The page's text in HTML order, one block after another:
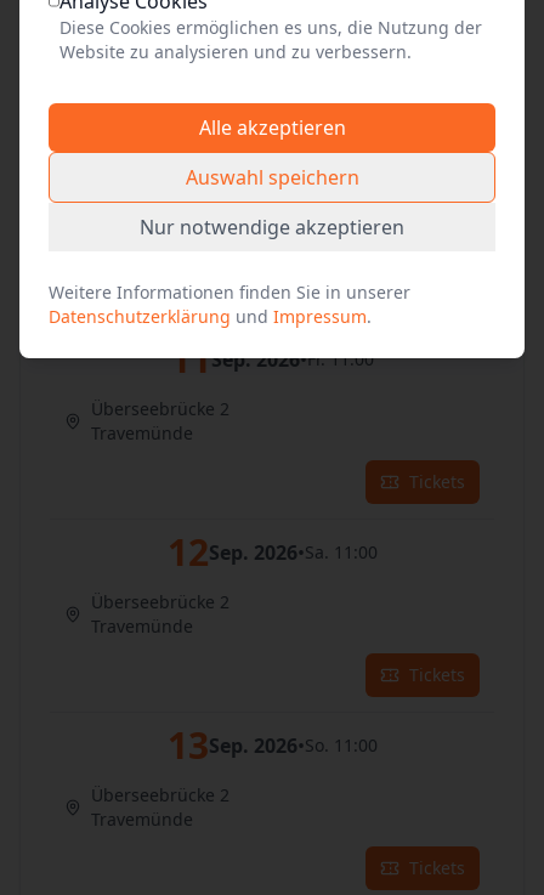
Überseebrücke 2
Travemünde
10 Sep. 2026 •Do. 11:00
Überseebrücke 2
Travemünde
Tickets
11Sep. 2026•Fr. 11:00
Überseebrücke 2
Travemünde
Tickets
12Sep. 2026•Sa. 11:00
Überseebrücke 2
Travemünde
Tickets
13Sep. 2026•So. 11:00
Überseebrücke 2
Travemünde
Tickets
Diese Cookies ermöglichen es uns, die Nutzung der
Website zu analysieren und zu verbessern.
Alle akzeptieren
Auswahl speichern
Nur notwendige akzeptieren
Weitere Informationen finden Sie in unserer
Datenschutzerklärung und Impressum.